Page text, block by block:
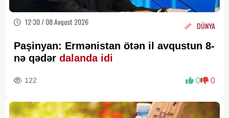
12:30 / 08 Avqust 2026 DÜNYA
Paşinyan: Ermənistan ötən il avqustun 8-
nə qədər dalanda idi
122 0 0